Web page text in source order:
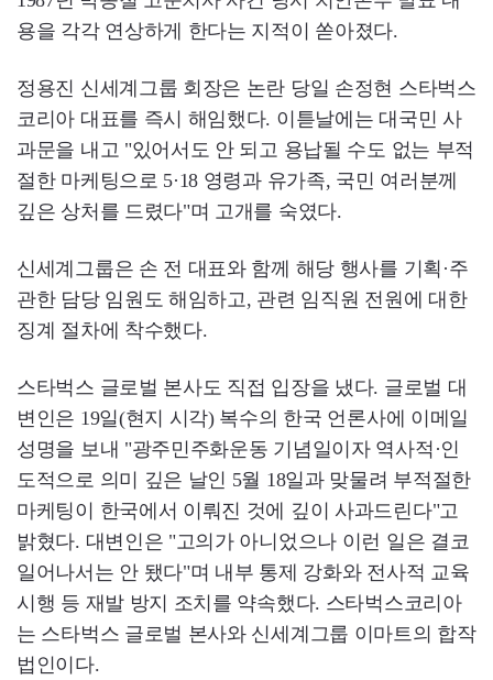
용을 각각 연상하게 한다는 지적이 쏟아졌다.
정용진 신세계그룹 회장은 논란 당일 손정현 스타벅스
코리아 대표를 즉시 해임했다. 이튿날에는 대국민 사
과문을 내고 "있어서도 안 되고 용납될 수도 없는 부적
절한 마케팅으로 5·18 영령과 유가족, 국민 여러분께
깊은 상처를 드렸다"며 고개를 숙였다.
신세계그룹은 손 전 대표와 함께 해당 행사를 기획·주
관한 담당 임원도 해임하고, 관련 임직원 전원에 대한
징계 절차에 착수했다.
스타벅스 글로벌 본사도 직접 입장을 냈다. 글로벌 대
변인은 19일(현지 시각) 복수의 한국 언론사에 이메일
성명을 보내 "광주민주화운동 기념일이자 역사적·인
도적으로 의미 깊은 날인 5월 18일과 맞물려 부적절한
마케팅이 한국에서 이뤄진 것에 깊이 사과드린다"고
밝혔다. 대변인은 "고의가 아니었으나 이런 일은 결코
일어나서는 안 됐다"며 내부 통제 강화와 전사적 교육
시행 등 재발 방지 조치를 약속했다. 스타벅스코리아
는 스타벅스 글로벌 본사와 신세계그룹 이마트의 합작
법인이다.